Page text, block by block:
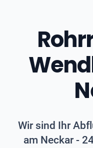
Wir sind Ihr
am Neckar -